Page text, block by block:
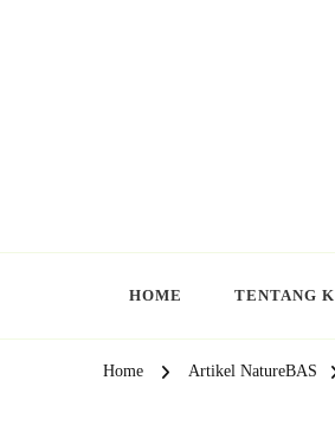
HOME TENTANG
Home Artikel NatureBAS